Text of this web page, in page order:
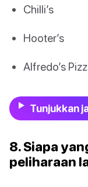
Chilli’s
Hooter’s
Alfredo’s
Tunjukkan
8. Siapa
peliharaan